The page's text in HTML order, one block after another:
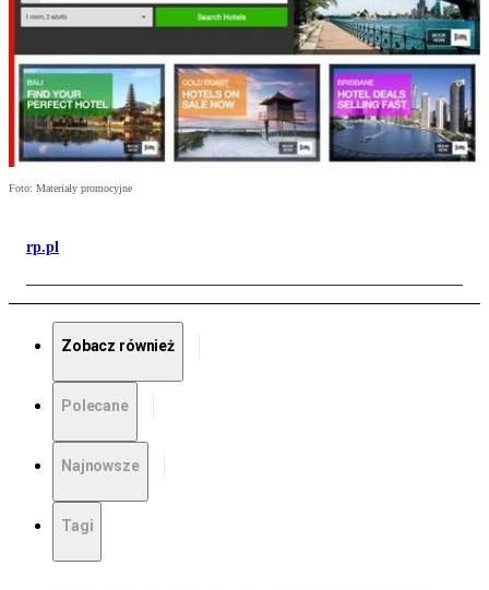
Foto: Materiały promocyjne
rp.pl
Zobacz również
Polecane
Najnowsze
Tagi